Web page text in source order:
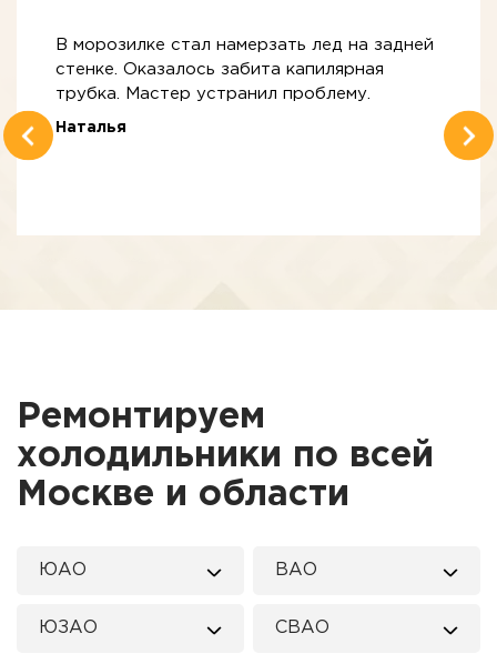
В морозилке стал намерзать лед на задней
стенке. Оказалось забита капилярная
трубка. Мастер устранил проблему.
Наталья
Ремонтируем
холодильники по всей
Москве и области
ЮАО ВАО
ЮЗАО СВАО